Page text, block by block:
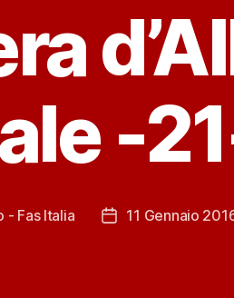
-
- Fas Italia
Data11 Gennaio